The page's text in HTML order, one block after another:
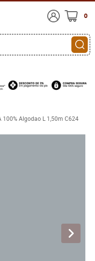
0
100% Algodao L 1,50m C624